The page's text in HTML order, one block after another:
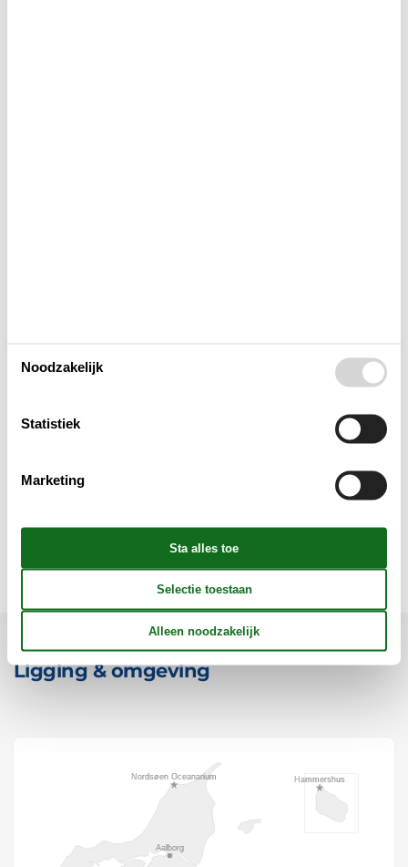
Verschillend
Ligging & omgeving
Noodzakelijk
Statistiek
Marketing